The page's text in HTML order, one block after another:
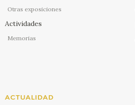
Otras exposiciones
Actividades
Memorias
ACTUALIDAD